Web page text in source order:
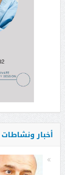
أخبار ونشاطات